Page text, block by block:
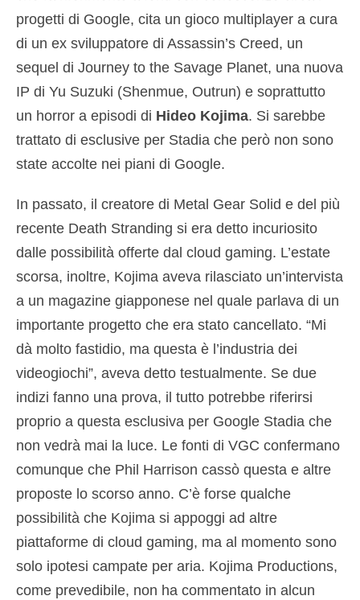
progetti di Google, cita un gioco multiplayer a cura
di un ex sviluppatore di Assassin’s Creed, un
sequel di Journey to the Savage Planet, una nuova
IP di Yu Suzuki (Shenmue, Outrun) e soprattutto
un horror a episodi di Hideo Kojima. Si sarebbe
trattato di esclusive per Stadia che però non sono
state accolte nei piani di Google.
In passato, il creatore di Metal Gear Solid e del più
recente Death Stranding si era detto incuriosito
dalle possibilità offerte dal cloud gaming. L’estate
scorsa, inoltre, Kojima aveva rilasciato un’intervista
a un magazine giapponese nel quale parlava di un
importante progetto che era stato cancellato. “Mi
dà molto fastidio, ma questa è l’industria dei
videogiochi”, aveva detto testualmente. Se due
indizi fanno una prova, il tutto potrebbe riferirsi
proprio a questa esclusiva per Google Stadia che
non vedrà mai la luce. Le fonti di VGC confermano
comunque che Phil Harrison cassò questa e altre
proposte lo scorso anno. C’è forse qualche
possibilità che Kojima si appoggi ad altre
piattaforme di cloud gaming, ma al momento sono
solo ipotesi campate per aria. Kojima Productions,
come prevedibile, non ha commentato in alcun